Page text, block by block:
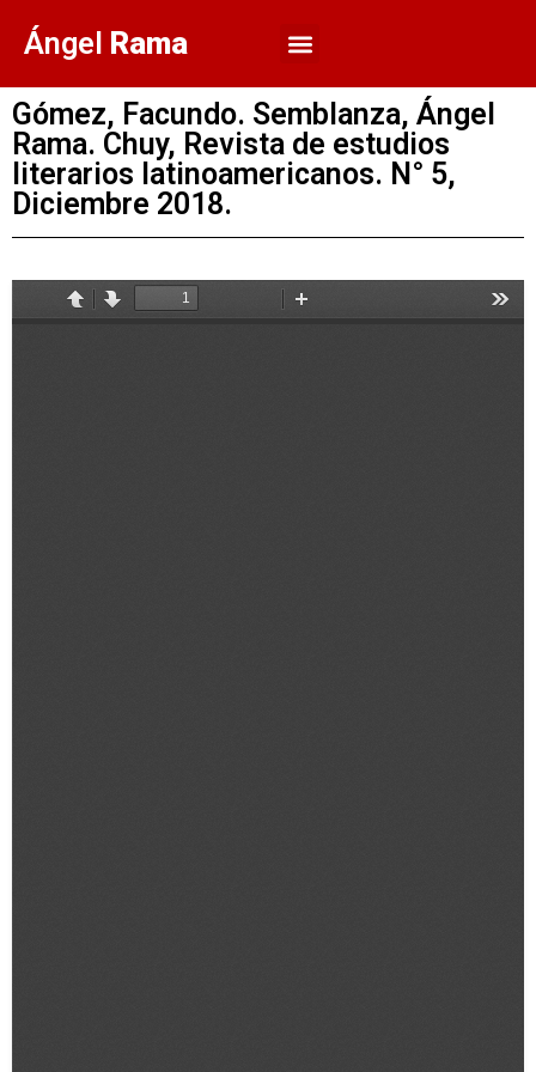
Ángel Rama
Gómez, Facundo. Semblanza, Ángel
Rama. Chuy, Revista de estudios
literarios latinoamericanos. N° 5,
Diciembre 2018.